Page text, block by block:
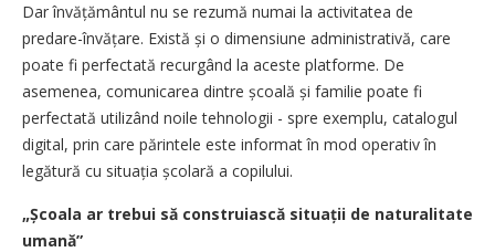
Dar învățământul nu se rezumă numai la activitatea de
predare-învățare. Există și o dimensiune administrativă, care
poate fi perfectată recurgând la aceste platforme. De
asemenea, comunicarea dintre școală și familie poate fi
perfectată utilizând noile tehnologii - spre exemplu, catalogul
digital, prin care părintele este informat în mod operativ în
legătură cu situația școlară a copilului.
„Școala ar trebui să construiască situații de naturalitate
umană”